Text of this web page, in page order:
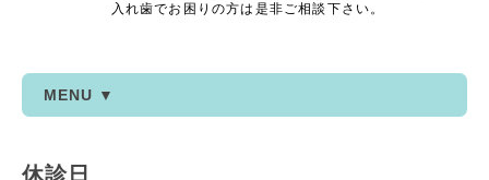
入れ歯でお困りの方は是非ご相談下さい。
MENU ▼
休診日